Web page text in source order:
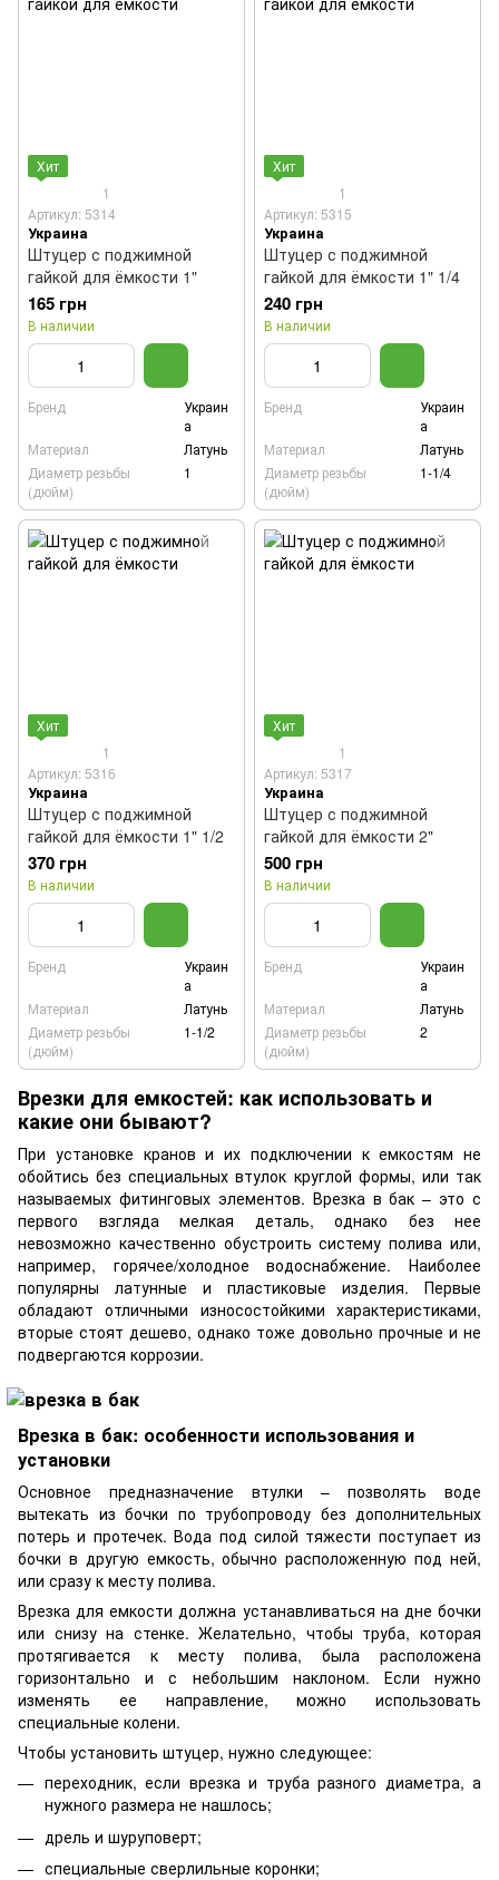
Хит
1
Артикул: 5314
Украина
Штуцер с поджимной
гайкой для ёмкости 1"
165 грн
В наличии
Бренд
Украин
а
Материал
Латунь
Диаметр резьбы
(дюйм)
1
Хит
1
Артикул: 5315
Украина
Штуцер с поджимной
гайкой для ёмкости 1" 1/4
240 грн
В наличии
Бренд
Украин
а
Материал
Латунь
Диаметр резьбы
(дюйм)
1-1/4
Хит
1
Артикул: 5316
Украина
Штуцер с поджимной
гайкой для ёмкости 1" 1/2
370 грн
В наличии
Бренд
Украин
а
Материал
Латунь
Диаметр резьбы
(дюйм)
1-1/2
Хит
1
Артикул: 5317
Украина
Штуцер с поджимной
гайкой для ёмкости 2"
500 грн
В наличии
Бренд
Украин
а
Материал
Латунь
Диаметр резьбы
(дюйм)
2
Врезки для емкостей: как использовать и
какие они бывают?
При установке кранов и их подключении к емкостям не
обойтись без специальных втулок круглой формы, или так
называемых фитинговых элементов. Врезка в бак – это с
первого взгляда мелкая деталь, однако без нее
невозможно качественно обустроить систему полива или,
например, горячее/холодное водоснабжение. Наиболее
популярны латунные и пластиковые изделия. Первые
обладают отличными износостойкими характеристиками,
вторые стоят дешево, однако тоже довольно прочные и не
подвергаются коррозии.
Врезка в бак: особенности использования и
установки
Основное предназначение втулки – позволять воде
вытекать из бочки по трубопроводу без дополнительных
потерь и протечек. Вода под силой тяжести поступает из
бочки в другую емкость, обычно расположенную под ней,
или сразу к месту полива.
Врезка для емкости должна устанавливаться на дне бочки
или снизу на стенке. Желательно, чтобы труба, которая
протягивается к месту полива, была расположена
горизонтально и с небольшим наклоном. Если нужно
изменять ее направление, можно использовать
специальные колени.
Чтобы установить штуцер, нужно следующее:
переходник, если врезка и труба разного диаметра, а
нужного размера не нашлось;
дрель и шуруповерт;
специальные сверлильные коронки;